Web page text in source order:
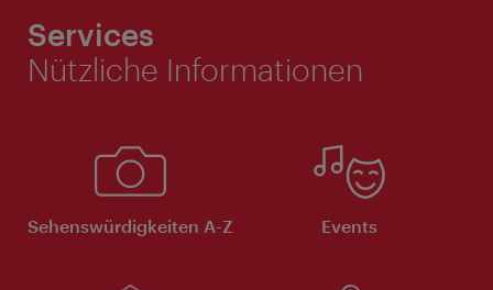
Services
Nützliche Informationen
Sehenswürdigkeiten A-Z Events